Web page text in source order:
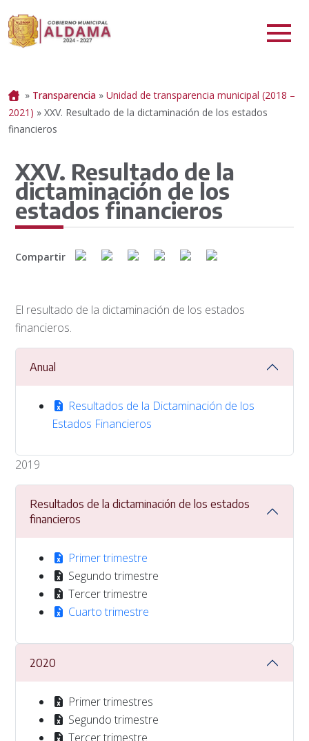
Portada
» Transparencia » Unidad de transparencia municipal (2018 –
2021) » XXV. Resultado de la dictaminación de los estados
financieros
XXV. Resultado de la
dictaminación de los
estados financieros
Compartir
El resultado de la dictaminación de los estados
financieros.
Anual
Resultados de la Dictaminación de los
Estados Financieros
2019
Resultados de la dictaminación de los estados
financieros
Primer trimestre
Segundo trimestre
Tercer trimestre
Cuarto trimestre
2020
Primer trimestres
Segundo trimestre
Tercer trimestre